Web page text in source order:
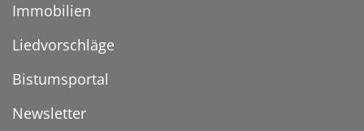
Immobilien
Liedvorschläge
Bistumsportal
Newsletter